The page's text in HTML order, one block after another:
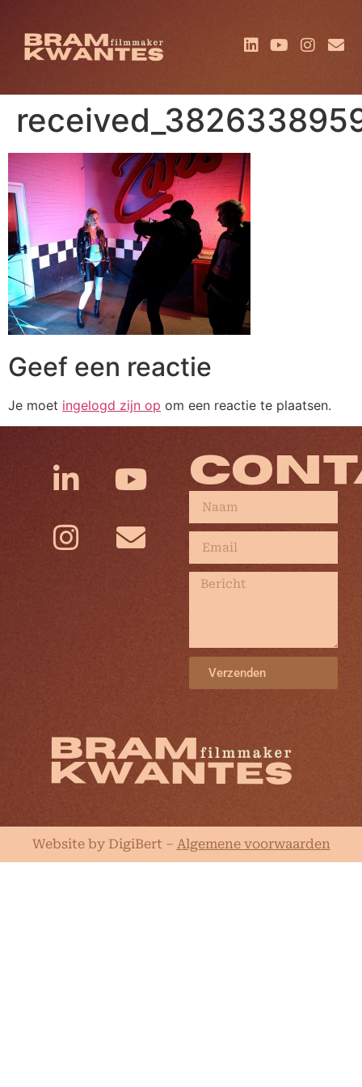
Geef een reactie
Je moet ingelogd zijn op om een reactie te plaatsen.
Verzenden
Website by DigiBert – Algemene voorwaarden